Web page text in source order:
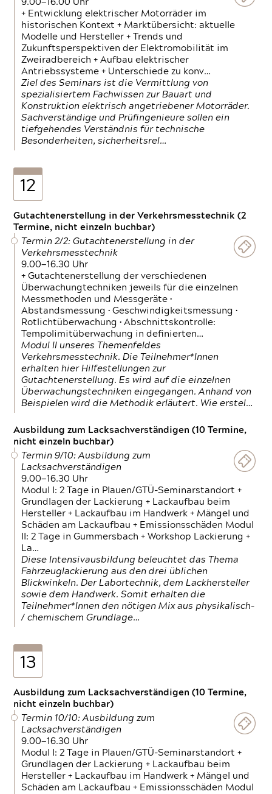
9.00—16.00 Uhr
+ Entwicklung elektrischer Motorräder im
historischen Kontext + Marktübersicht: aktuelle
Modelle und Hersteller + Trends und
Zukunftsperspektiven der Elektromobilität im
Zweiradbereich + Aufbau elektrischer
Antriebssysteme + Unterschiede zu konv…
Ziel des Seminars ist die Vermittlung von
spezialisiertem Fachwissen zur Bauart und
Konstruktion elektrisch angetriebener Motorräder.
Sachverständige und Prüfingenieure sollen ein
tiefgehendes Verständnis für technische
Besonderheiten, sicherheitsrel…
12
Gutachtenerstellung in der Verkehrsmesstechnik (2
Termine, nicht einzeln buchbar)
Termin 2/2: Gutachtenerstellung in der
Verkehrsmesstechnik
9.00—16.30 Uhr
+ Gutachtenerstellung der verschiedenen
Überwachungtechniken jeweils für die einzelnen
Messmethoden und Messgeräte •
Abstandsmessung • Geschwindigkeitsmessung •
Rotlichtüberwachung • Abschnittskontrolle:
Tempolimitüberwachung in definierten…
Modul II unseres Themenfeldes
Verkehrsmesstechnik. Die Teilnehmer*Innen
erhalten hier Hilfestellungen zur
Gutachtenerstellung. Es wird auf die einzelnen
Überwachungstechniken eingegangen. Anhand von
Beispielen wird die Methodik erläutert. Wie erstel…
Ausbildung zum Lacksachverständigen (10 Termine,
nicht einzeln buchbar)
Termin 9/10: Ausbildung zum
Lacksachverständigen
9.00—16.30 Uhr
Modul I: 2 Tage in Plauen/GTÜ-Seminarstandort +
Grundlagen der Lackierung + Lackaufbau beim
Hersteller + Lackaufbau im Handwerk + Mängel und
Schäden am Lackaufbau + Emissionsschäden Modul
II: 2 Tage in Gummersbach + Workshop Lackierung +
La…
Diese Intensivausbildung beleuchtet das Thema
Fahrzeuglackierung aus den drei üblichen
Blickwinkeln. Der Labortechnik, dem Lackhersteller
sowie dem Handwerk. Somit erhalten die
Teilnehmer*Innen den nötigen Mix aus physikalisch-
/ chemischem Grundlage…
13
Ausbildung zum Lacksachverständigen (10 Termine,
nicht einzeln buchbar)
Termin 10/10: Ausbildung zum
Lacksachverständigen
9.00—16.30 Uhr
Modul I: 2 Tage in Plauen/GTÜ-Seminarstandort +
Grundlagen der Lackierung + Lackaufbau beim
Hersteller + Lackaufbau im Handwerk + Mängel und
Schäden am Lackaufbau + Emissionsschäden Modul